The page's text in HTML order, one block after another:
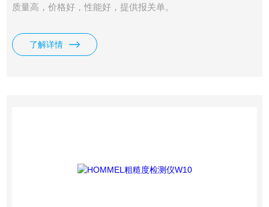
质量高，价格好，性能好，提供报关单。
了解详情